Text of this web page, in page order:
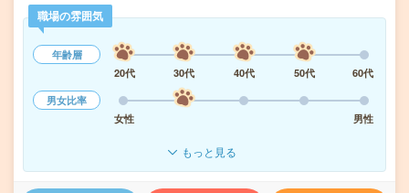
職場の雰囲気
年齢層
20代
30代 40代 50代
60代
男女比率
女性
男性
もっと見る